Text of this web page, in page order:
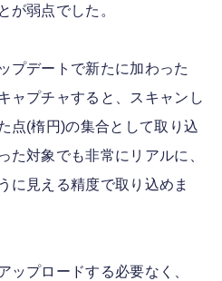
が弱点でした。
プデートで新たに加わった
ャプチャすると、スキャンし
点(楕円)の集合として取り込
た対象でも非常にリアルに、
に見える精度で取り込めま
ップロードする必要なく、